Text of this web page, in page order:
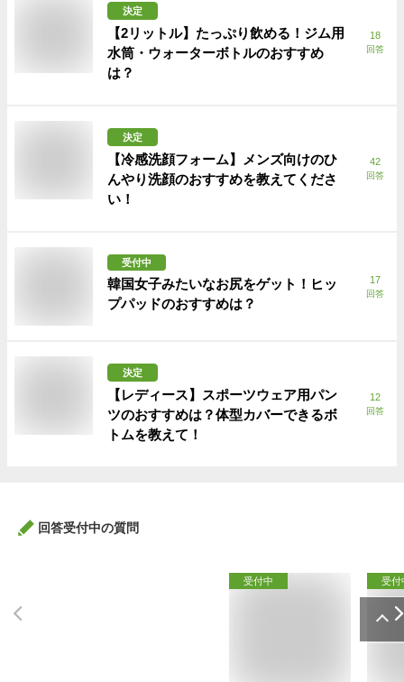
決定
【2リットル】たっぷり飲める！ジム用
水筒・ウォーターボトルのおすすめ
は？
18
回答
決定
【冷感洗顔フォーム】メンズ向けのひ
んやり洗顔のおすすめを教えてくださ
い！
42
回答
受付中
韓国女子みたいなお尻をゲット！ヒッ
プパッドのおすすめは？
17
回答
決定
【レディース】スポーツウェア用パン
ツのおすすめは？体型カバーできるボ
トムを教えて！
12
回答
回答受付中の質問
受付中 受付